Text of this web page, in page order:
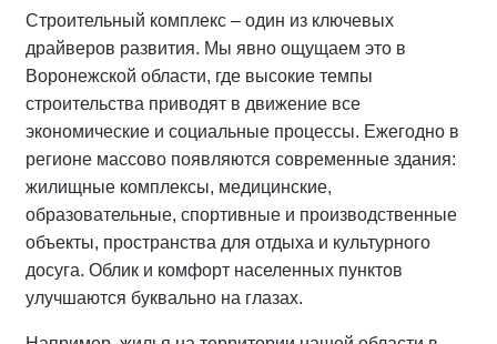
Строительный комплекс – один из ключевых
драйверов развития. Мы явно ощущаем это в
Воронежской области, где высокие темпы
строительства приводят в движение все
экономические и социальные процессы. Ежегодно в
регионе массово появляются современные здания:
жилищные комплексы, медицинские,
образовательные, спортивные и производственные
объекты, пространства для отдыха и культурного
досуга. Облик и комфорт населенных пунктов
улучшаются буквально на глазах.